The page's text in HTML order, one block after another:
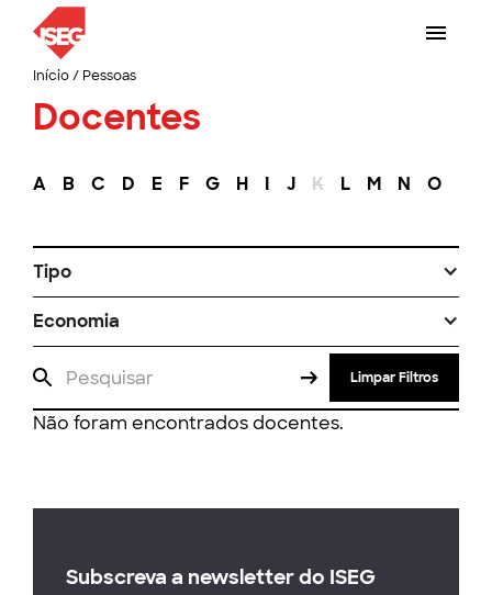
Início/ Pessoas
Docentes
A B C D E F G H I J K L M N O
Tipo
Economia
Limpar Filtros
Não foram encontrados docentes.
Subscreva a newsletter do ISEG